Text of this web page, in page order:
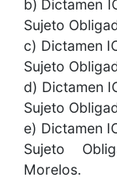
b) Dictamen
Sujeto
c) Dictamen
Sujeto
d) Dictamen
Sujeto
e) Dictamen
Sujeto
Morelos.